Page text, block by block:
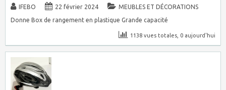
IFEBO 22 février 2024
MEUBLES ET DÉCORATIONS
Donne Box de rangement en plastique Grande capacité
1138 vues totales, 0 aujourd'hui